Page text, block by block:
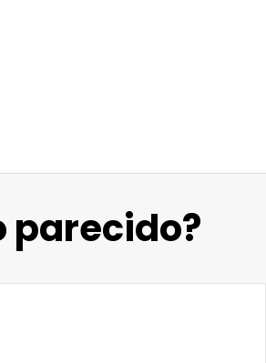
parecido?